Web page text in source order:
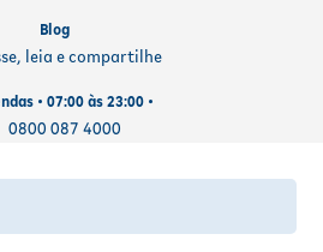
Blog
leia e compartilhe
• 07:00 às 23:00 •
0800 087 4000